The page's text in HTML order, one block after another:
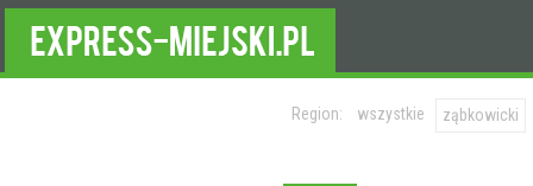
Region: wszystkie ząbkowicki